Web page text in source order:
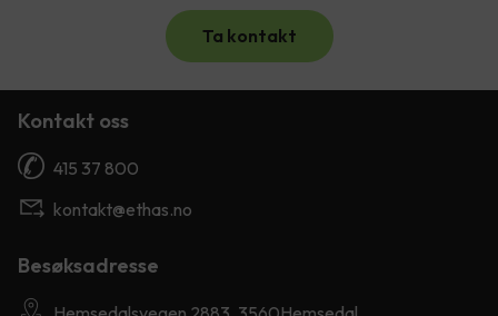
Ta kontakt
Kontakt oss
415 37 800
kontakt@ethas.no
Besøksadresse